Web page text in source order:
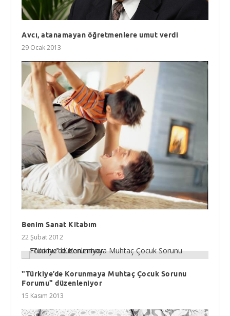
Avcı, atanamayan öğretmenlere umut verdi
29 Ocak 2013
Benim Sanat Kitabım
22 Şubat 2012
"Türkiye’de Korunmaya Muhtaç Çocuk Sorunu
Forumu" düzenleniyor
15 Kasım 2013